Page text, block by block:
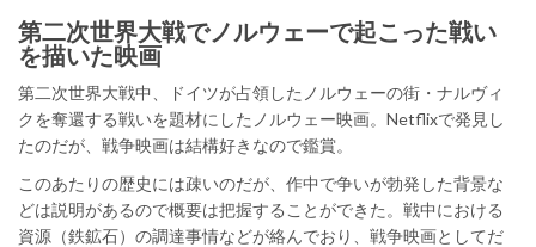
第二次世界大戦でノルウェーで起こった戦い
を描いた映画
第二次世界大戦中、ドイツが占領したノルウェーの街・ナルヴィ
クを奪還する戦いを題材にしたノルウェー映画。Netflixで発見し
たのだが、戦争映画は結構好きなので鑑賞。
このあたりの歴史には疎いのだが、作中で争いが勃発した背景な
どは説明があるので概要は把握することができた。戦中における
資源（鉄鉱石）の調達事情などが絡んでおり、戦争映画としてだ